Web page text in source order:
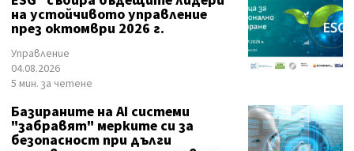
на устойчивото управление
през октомври 2026 г.
Управление
04.08.2026
5 мин. за четене
Базираните на AI системи
"забравят" мерките си за
безопасност при дълги